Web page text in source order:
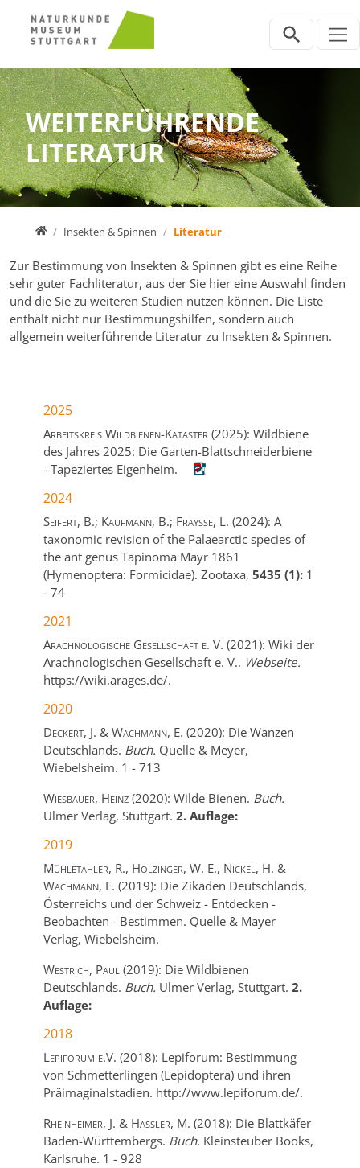
Direkt zur Hauptnavigation springen
Direkt zum Inhalt springen
Zur Unternavigation springen
WEITERFÜHRENDE
LITERATUR
HomeInsekten & Spinnen Literatur
Zur Bestimmung von Insekten & Spinnen gibt es eine Reihe
sehr guter Fachliteratur, aus der Sie hier eine Auswahl finden
und die Sie zu weiteren Studien nutzen können. Die Liste
enthält nicht nur Bestimmungshilfen, sondern auch
allgemein weiterführende Literatur zu Insekten & Spinnen.
2025
Arbeitskreis Wildbienen-Kataster(2025):Wildbiene
des Jahres 2025: Die Garten-Blattschneiderbiene
- Tapeziertes Eigenheim.
2024
Seifert, B.; Kaufmann, B.; Fraysse, L.(2024):A
taxonomic revision of the Palaearctic species of
the ant genus Tapinoma Mayr 1861
(Hymenoptera: Formicidae).Zootaxa,5435 (1): 1
-74
2021
Arachnologische Gesellschaft e. V.(2021):Wiki der
Arachnologischen Gesellschaft e. V.. Webseite.
https://wiki.arages.de/.
2020
Deckert, J. & Wachmann, E.(2020): Die Wanzen
Deutschlands. Buch. Quelle & Meyer,
Wiebelsheim. 1 -713
Wiesbauer, Heinz(2020):Wilde Bienen. Buch.
Ulmer Verlag,Stuttgart.2. Auflage:
2019
Mühletahler, R., Holzinger, W. E., Nickel, H. &
Wachmann, E.(2019): Die Zikaden Deutschlands,
Österreichs und der Schweiz - Entdecken -
Beobachten - Bestimmen. Quelle & Mayer
Verlag,Wiebelsheim.
Westrich, Paul(2019): Die Wildbienen
Deutschlands. Buch. Ulmer Verlag,Stuttgart.2.
Auflage:
2018
Lepiforum e.V.(2018): Lepiforum: Bestimmung
von Schmetterlingen (Lepidoptera) und ihren
Präimaginalstadien. http://www.lepiforum.de/.
Rheinheimer, J. & Hassler, M.(2018): Die Blattkäfer
Baden-Württembergs. Buch. Kleinsteuber Books,
Karlsruhe. 1 -928